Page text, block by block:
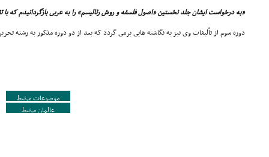
«به درخواست ایشان جلد نخستین «اصول فلسفه و روش رئالیسم» را به عربى بازگردانیدم که
دوره سوم از تألیفات وى نیز به نگاشته هایى برمى گردد که بعد از دو دوره مذکور به رشته
موضوعات مرتبط
عالمان مرتبط